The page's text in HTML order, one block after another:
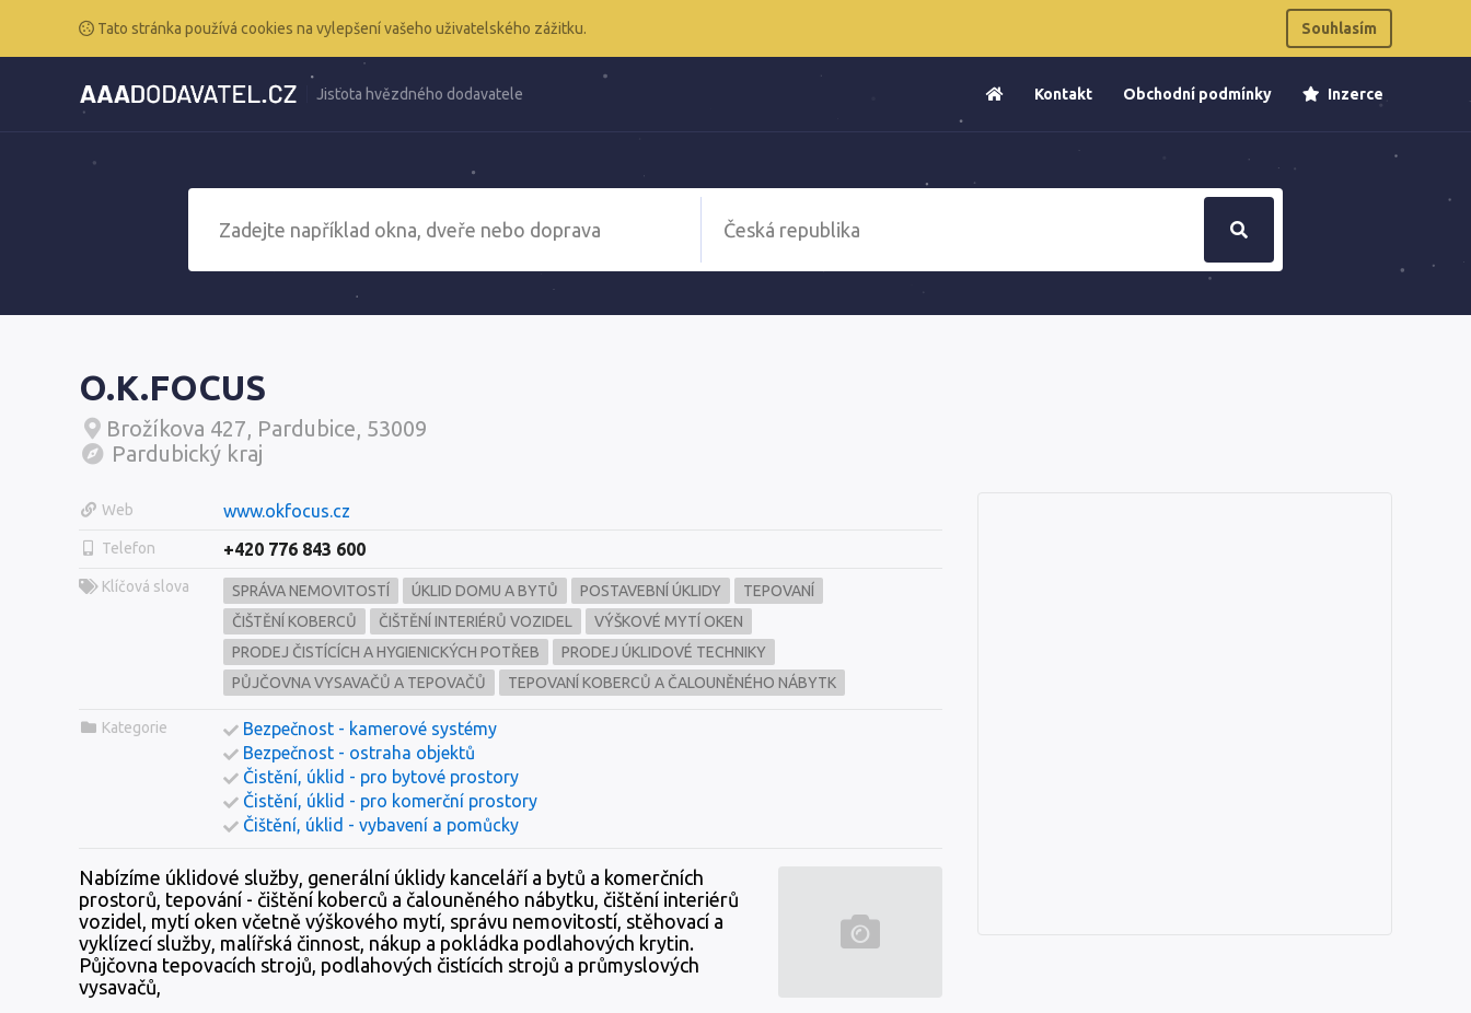
Tato stránka používá cookies na vylepšení vašeho uživatelského zážitku. Souhlasím
Jistota hvězdného dodavatele Kontakt Obchodní podmínky Inzerce
O.K.FOCUS
Brožíkova 427, Pardubice, 53009
Pardubický kraj
Web www.okfocus.cz
Telefon +420 776 843 600
Klíčová slova SPRÁVA NEMOVITOSTÍ ÚKLID DOMU A BYTŮ POSTAVEBNÍ ÚKLIDY
TEPOVANÍ
ČIŠTĚNÍ KOBERCŮ
ČIŠTĚNÍ INTERIÉRŮ VOZIDEL
VÝŠKOVÉ MYTÍ OKEN
PRODEJ ČISTÍCÍCH A HYGIENICKÝCH POTŘEB
PRODEJ ÚKLIDOVÉ TECHNIKY
PŮJČOVNA VYSAVAČŮ A TEPOVAČŮ
TEPOVANÍ KOBERCŮ A ČALOUNĚNÉHO NÁBYTK
Kategorie
Bezpečnost - kamerové systémy
Bezpečnost - ostraha objektů
Čistění, úklid - pro bytové prostory
Čistění, úklid - pro komerční prostory
Čištění, úklid - vybavení a pomůcky
Nabízíme úklidové služby, generální úklidy kanceláří a bytů a komerčních
prostorů, tepování - čištění koberců a čalouněného nábytku, čištění interiérů
vozidel, mytí oken včetně výškového mytí, správu nemovitostí, stěhovací a
vyklízecí služby, malířská činnost, nákup a pokládka podlahových krytin.
Půjčovna tepovacích strojů, podlahových čistících strojů a průmyslových
vysavačů,